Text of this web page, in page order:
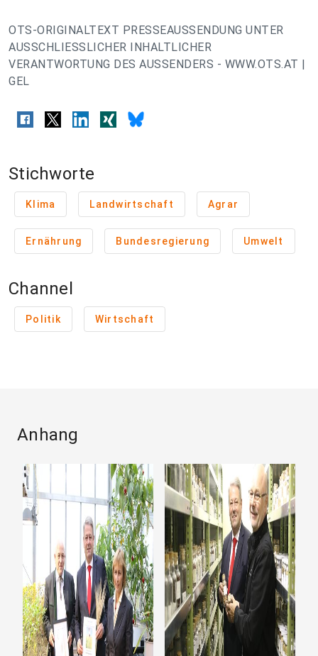
OTS-ORIGINALTEXT PRESSEAUSSENDUNG UNTER
AUSSCHLIESSLICHER INHALTLICHER
VERANTWORTUNG DES AUSSENDERS - WWW.OTS.AT |
GEL
Stichworte
Klima Landwirtschaft Agrar
Ernährung Bundesregierung Umwelt
Channel
Politik Wirtschaft
Anhang